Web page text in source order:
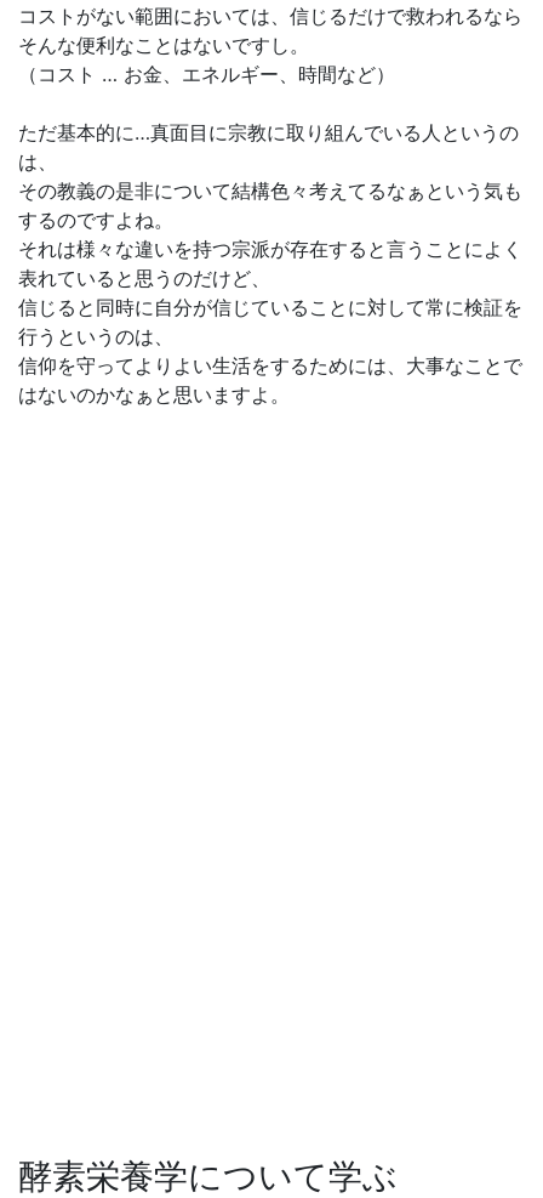
コストがない範囲においては、信じるだけで救われるなら
そんな便利なことはないですし。
（コスト … お金、エネルギー、時間など）
ただ基本的に…真面目に宗教に取り組んでいる人というの
は、
その教義の是非について結構色々考えてるなぁという気も
するのですよね。
それは様々な違いを持つ宗派が存在すると言うことによく
表れていると思うのだけど、
信じると同時に自分が信じていることに対して常に検証を
行うというのは、
信仰を守ってよりよい生活をするためには、大事なことで
はないのかなぁと思いますよ。
酵素栄養学について学ぶ